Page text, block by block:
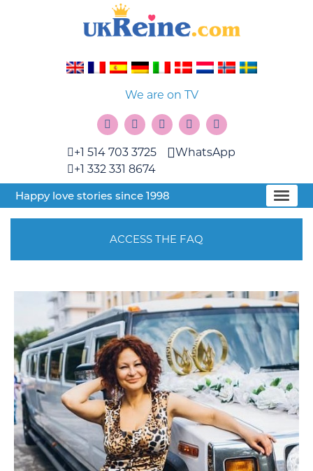
We are on TV
+1 514 703 3725
+1 332 331 8674
WhatsApp
Happy love stories since 1998
ACCESS THE FAQ